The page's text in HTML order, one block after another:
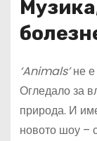
‘Animals’не е
Огледало за
природа. И
новото шоу –